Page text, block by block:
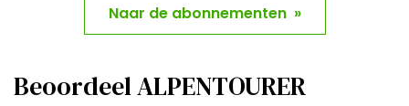
Naar de abonnementen »
Beoordeel ALPENTOURER